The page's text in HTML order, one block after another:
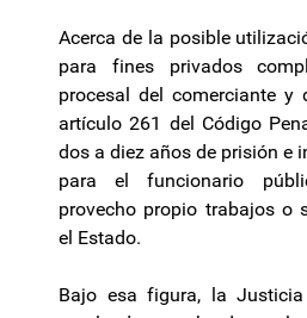
Acerca de la posible
para fines privados
procesal del comerciante y
artículo 261 del Código
dos a diez años de prisión e
para el funcionario
provecho propio trabajos o
el Estado.
Bajo esa figura, la